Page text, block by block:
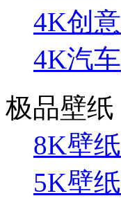
4K创意
4K汽车
极品壁纸
8K壁纸
5K壁纸